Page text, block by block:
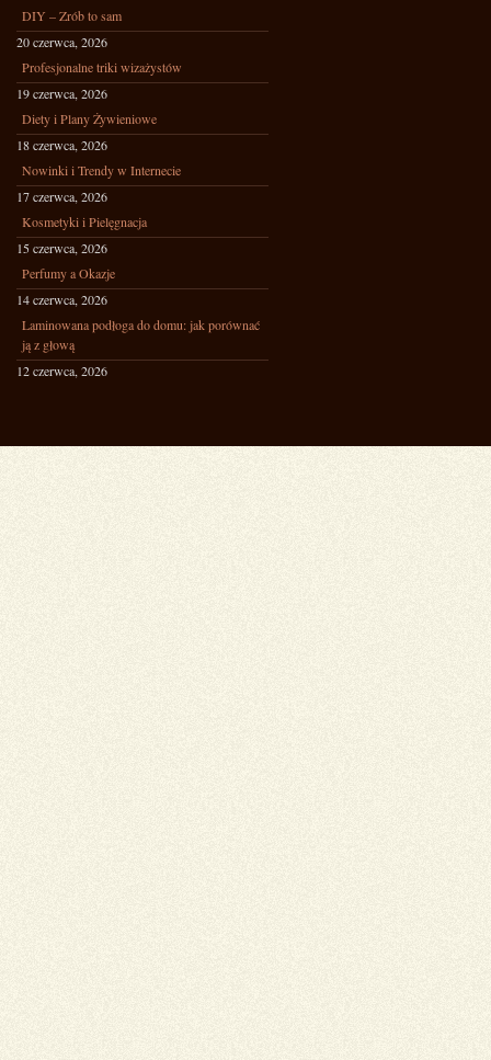
DIY – Zrób to sam
20 czerwca, 2026
Profesjonalne triki wizażystów
19 czerwca, 2026
Diety i Plany Żywieniowe
18 czerwca, 2026
Nowinki i Trendy w Internecie
17 czerwca, 2026
Kosmetyki i Pielęgnacja
15 czerwca, 2026
Perfumy a Okazje
14 czerwca, 2026
Laminowana podłoga do domu: jak porównać
ją z głową
12 czerwca, 2026